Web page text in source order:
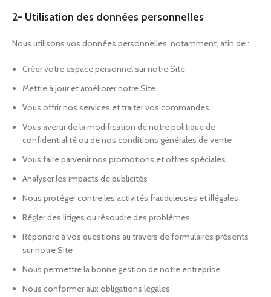
2- Utilisation des données personnelles
Nous utilisons vos données personnelles, notamment, afin de :
Créer votre espace personnel sur notre Site.
Mettre à jour et améliorer notre Site.
Vous offrir nos services et traiter vos commandes.
Vous avertir de la modification de notre politique de
confidentialité ou de nos conditions générales de vente
Vous faire parvenir nos promotions et offres spéciales
Analyser les impacts de publicités
Nous protéger contre les activités frauduleuses et illégales
Régler des litiges ou résoudre des problèmes
Répondre à vos questions au travers de formulaires présents
sur notre Site
Nous permettre la bonne gestion de notre entreprise
Nous conformer aux obligations légales